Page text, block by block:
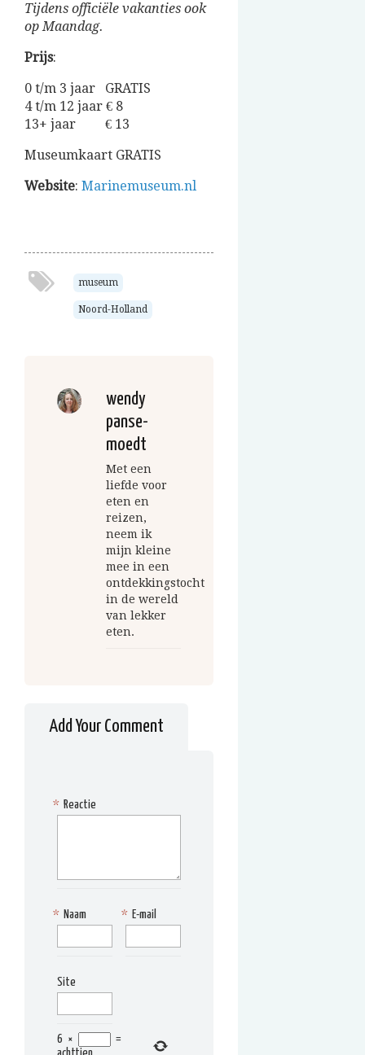
Tijdens officiële vakanties ook
op Maandag.
Prijs:
0 t/m 3 jaar GRATIS
4 t/m 12 jaar € 8
13+ jaar € 13
Museumkaart GRATIS
Website: Marinemuseum.nl
museum
Noord-Holland
wendy
panse-
moedt
Met een
liefde voor
eten en
reizen,
neem ik
mijn kleine
mee in een
ontdekkingstocht
in de wereld
van lekker
eten.
Add Your Comment
Reactie
*
Naam
* E-mail
*
Site
6 ×
=